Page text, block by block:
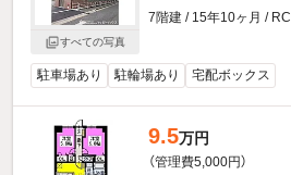
すべての写真
7階建 / 15年10ヶ月 / RC
駐車場あり 駐輪場あり 宅配ボックス
9.5万円
（管理費5,000円）